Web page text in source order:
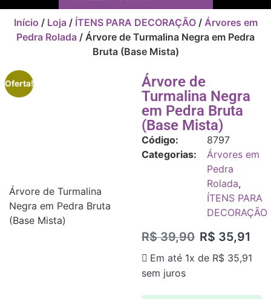
Início / Loja/ ÍTENS PARA DECORAÇÃO/ Árvores em
Pedra Rolada / Árvore de Turmalina Negra em Pedra
Bruta (Base Mista)
Oferta!
Árvore de Turmalina
Negra em Pedra Bruta
(Base Mista)
Árvore de
Turmalina Negra
em Pedra Bruta
(Base Mista)
Código:
8797
Categorias:
Árvores em
Pedra
Rolada,
ÍTENS PARA
DECORAÇÃO
R$39,90 R$ 35,91
Em até 1x de R$ 35,91
sem juros